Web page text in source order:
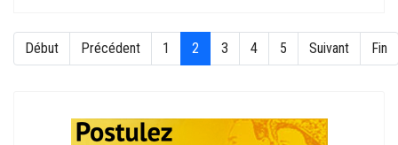
Début Précédent 1 2 3 4 5 Suivant Fin